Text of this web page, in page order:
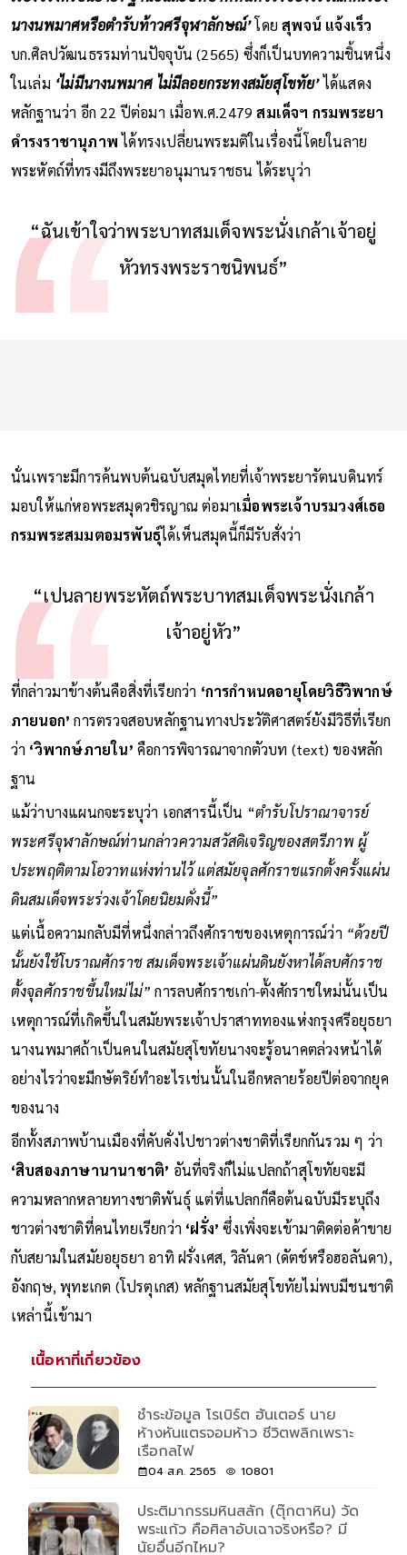
นางนพมาศหรือตำรับท้าวศรีจุฬาลักษณ์’โดยสุพจน์ แจ้งเร็ว
บก.ศิลปวัฒนธรรมท่านปัจจุบัน (2565) ซึ่งก็เป็นบทความชิ้นหนึ่ง
ในเล่ม ‘ไม่มีนางนพมาศ ไม่มีลอยกระทงสมัยสุโขทัย’ได้แสดง
หลักฐานว่า อีก 22 ปีต่อมา เมื่อพ.ศ.2479สมเด็จฯ กรมพระยา
ดำรงราชานุภาพได้ทรงเปลี่ยนพระมติในเรื่องนี้โดยในลาย
พระหัตถ์ที่ทรงมีถึงพระยาอนุมานราชธน ได้ระบุว่า
“ฉันเข้าใจว่าพระบาทสมเด็จพระนั่งเกล้าเจ้าอยู่
หัวทรงพระราชนิพนธ์”
นั่นเพราะมีการค้นพบต้นฉบับสมุดไทยที่เจ้าพระยารัตนบดินทร์
มอบให้แก่หอพระสมุดวชิรญาณ ต่อมาเมื่อพระเจ้าบรมวงศ์เธอ
กรมพระสมมตอมรพันธุ์ได้เห็นสมุดนี้ก็มีรับสั่งว่า
“เปนลายพระหัตถ์พระบาทสมเด็จพระนั่งเกล้า
เจ้าอยู่หัว”
ที่กล่าวมาข้างต้นคือสิ่งที่เรียกว่า ‘การกำหนดอายุโดยวิธีวิพากษ์
ภายนอก’ การตรวจสอบหลักฐานทางประวัติศาสตร์ยังมีวิธีที่เรียก
ว่า ‘วิพากษ์ภายใน’ คือการพิจารณาจากตัวบท (text) ของหลัก
ฐาน
แม้ว่าบางแผนกจะระบุว่า เอกสารนี้เป็น “ตำรับโปราณาจารย์
พระศรีจุฬาลักษณ์ท่านกล่าวความสวัสดิเจริญของสตรีภาพ ผู้
ประพฤติตามโอวาทแห่งท่านไว้ แต่สมัยจุลศักราชแรกตั้งครั้งแผ่น
ดินสมเด็จพระร่วงเจ้าโดยนิยมดั่งนี้”
แต่เนื้อความกลับมีที่หนึ่งกล่าวถึงศักราชของเหตุการณ์ว่า “ด้วยปี
นั้นยังใช้โบราณศักราช สมเด็จพระเจ้าแผ่นดินยังหาได้ลบศักราช
ตั้งจุลศักราชขึ้นใหม่ไม่” การลบศักราชเก่า-ตั้งศักราชใหม่นั้นเป็น
เหตุการณ์ที่เกิดขึ้นในสมัยพระเจ้าปราสาททองแห่งกรุงศรีอยุธยา
นางนพมาศถ้าเป็นคนในสมัยสุโขทัยนางจะรู้อนาคตล่วงหน้าได้
อย่างไรว่าจะมีกษัตริย์ทำอะไรเช่นนั้นในอีกหลายร้อยปีต่อจากยุค
ของนาง
อีกทั้งสภาพบ้านเมืองที่คับคั่งไปชาวต่างชาติที่เรียกกันรวม ๆ ว่า
‘สิบสองภาษานานาชาติ’ อันที่จริงก็ไม่แปลกถ้าสุโขทัยจะมี
ความหลากหลายทางชาติพันธุ์ แต่ที่แปลกก็คือต้นฉบับมีระบุถึง
ชาวต่างชาติที่คนไทยเรียกว่า ‘ฝรั่ง’ ซึ่งเพิ่งจะเข้ามาติดต่อค้าขาย
กับสยามในสมัยอยุธยา อาทิ ฝรั่งเศส, วิลันดา (ดัตช์หรือฮอลันดา),
อังกฤษ, พุทะเกต (โปรตุเกส) หลักฐานสมัยสุโขทัยไม่พบมีชนชาติ
เหล่านี้เข้ามา
เนื้อหาที่เกี่ยวข้อง
ชำระข้อมูล โรเบิร์ต ฮันเตอร์ นาย
ห้างหันแตรจอมห้าว ชีวิตพลิกเพราะ
เรือกลไฟ
04 ส.ค. 2565 10801
ประติมากรรมหินสลัก (ตุ๊กตาหิน) วัด
พระแก้ว คือศิลาอับเฉาจริงหรือ? มี
นัยอื่นอีกไหม?